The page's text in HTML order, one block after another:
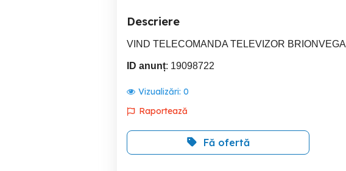
Descriere
VIND TELECOMANDA TELEVIZOR BRIONVEGA
ID anunț: 19098722
Vizualizări: 0
Raportează
Fă ofertă